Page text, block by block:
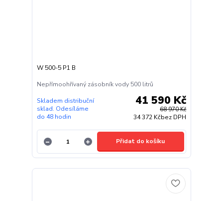
W 500-5 P1 B
Nepřímoohřívaný zásobník vody 500 litrů
68 970 Kč
41 590 Kč
34 372 Kčbez DPH
Skladem distribuční
sklad. Odesíláme
do 48 hodin
Přidat do košíku